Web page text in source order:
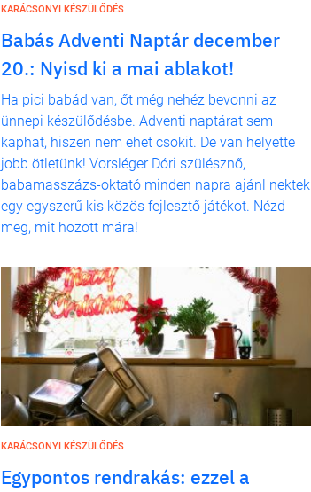
KARÁCSONYI KÉSZÜLŐDÉS
Babás Adventi Naptár december
20.: Nyisd ki a mai ablakot!
Ha pici babád van, őt még nehéz bevonni az
ünnepi készülődésbe. Adventi naptárat sem
kaphat, hiszen nem ehet csokit. De van helyette
jobb ötletünk! Vorsléger Dóri szülésznő,
babamasszázs-oktató minden napra ajánl nektek
egy egyszerű kis közös fejlesztő játékot. Nézd
meg, mit hozott mára!
KARÁCSONYI KÉSZÜLŐDÉS
Egypontos rendrakás: ezzel a